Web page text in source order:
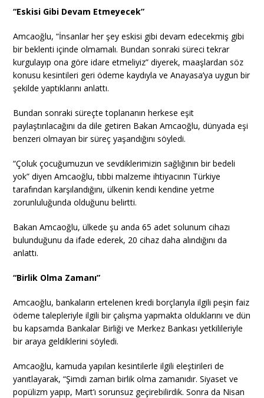
“Eskisi Gibi Devam Etmeyecek”
Amcaoğlu, “İnsanlar her şey eskisi gibi devam edecekmiş gibi
bir beklenti içinde olmamalı. Bundan sonraki süreci tekrar
kurgulayıp ona göre idare etmeliyiz” diyerek, maaşlardan söz
konusu kesintileri geri ödeme kaydıyla ve Anayasa’ya uygun bir
şekilde yaptıklarını anlattı.
Bundan sonraki süreçte toplananın herkese eşit
paylaştırılacağını da dile getiren Bakan Amcaoğlu, dünyada eşi
benzeri olmayan bir süreç yaşandığını söyledi.
“Çoluk çocuğumuzun ve sevdiklerimizin sağlığının bir bedeli
yok” diyen Amcaoğlu, tıbbi malzeme ihtiyacının Türkiye
tarafından karşılandığını, ülkenin kendi kendine yetme
zorunluluğunda olduğunu belirtti.
Bakan Amcaoğlu, ülkede şu anda 65 adet solunum cihazı
bulunduğunu da ifade ederek, 20 cihaz daha alındığını da
anlattı.
“Birlik Olma Zamanı”
Amcaoğlu, bankaların ertelenen kredi borçlarıyla ilgili peşin faiz
ödeme talepleriyle ilgili bir çalışma yapmakta olduklarını ve dün
bu kapsamda Bankalar Birliği ve Merkez Bankası yetkilileriyle
bir araya geldiklerini söyledi.
Amcaoğlu, kamuda yapılan kesintilerle ilgili eleştirileri de
yanıtlayarak, “Şimdi zaman birlik olma zamanıdır. Siyaset ve
popülizm yapıp, Mart’ı sorunsuz geçirebilirdik. Sonra da Nisan